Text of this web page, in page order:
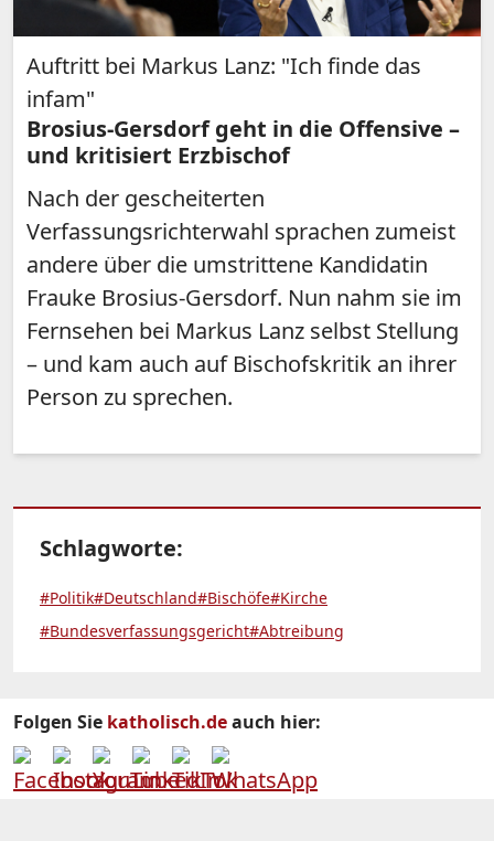
Auftritt bei Markus Lanz: "Ich finde das
infam"
Brosius-Gersdorf geht in die Offensive –
und kritisiert Erzbischof
Nach der gescheiterten
Verfassungsrichterwahl sprachen zumeist
andere über die umstrittene Kandidatin
Frauke Brosius-Gersdorf. Nun nahm sie im
Fernsehen bei Markus Lanz selbst Stellung
– und kam auch auf Bischofskritik an ihrer
Person zu sprechen.
Schlagworte:
#Politik#Deutschland#Bischöfe#Kirche
#Bundesverfassungsgericht#Abtreibung
Folgen Sie katholisch.deauch hier: